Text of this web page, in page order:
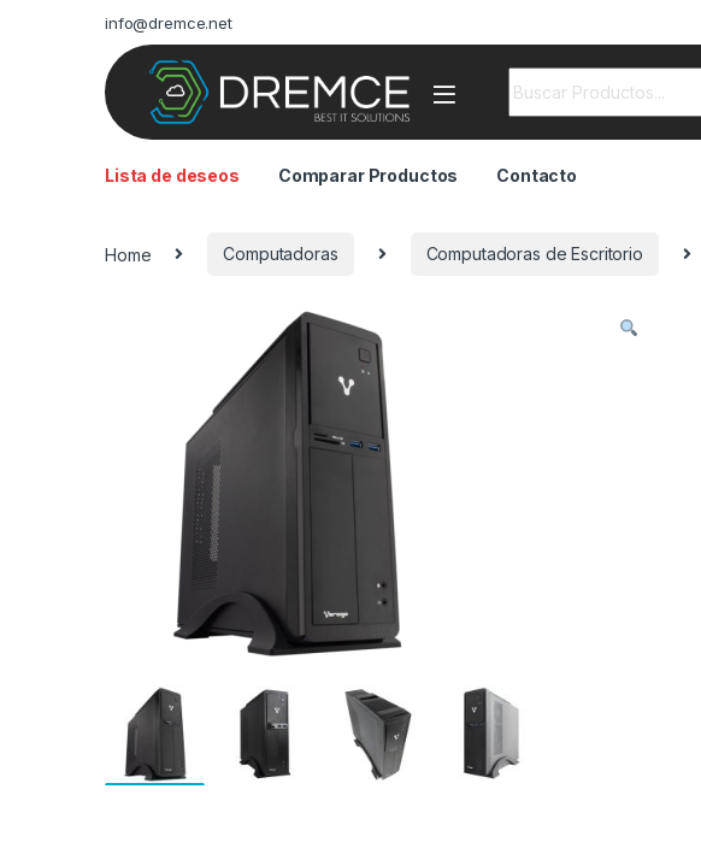
info@dremce.net
Lista de deseos Comparar Productos Contacto
Home Computadoras Computadoras de Escritorio